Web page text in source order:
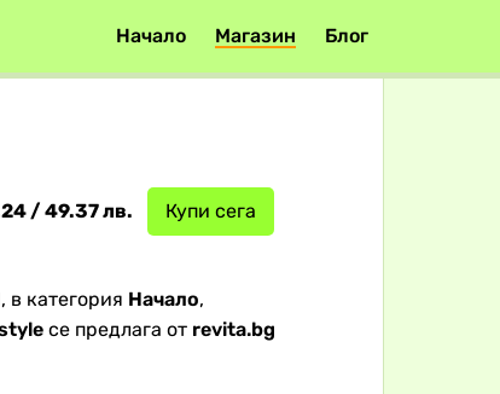
Начало Магазин Блог
Купи сега
/ 49.37 лв.
в категория Начало,
се предлага от revita.bg